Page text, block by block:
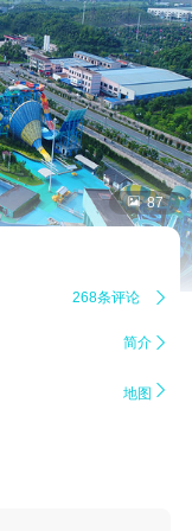
 87
268条评论 
简介 
地图 